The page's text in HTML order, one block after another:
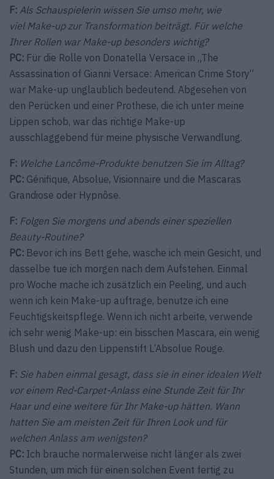
F: Als Schauspielerin wissen Sie umso mehr, wie
viel Make-up zur Transformation beiträgt. Für welche
Ihrer Rollen war Make-up besonders wichtig?
PC: Für die Rolle von Donatella Versace in „The
Assassination of Gianni Versace: American Crime Story“
war Make-up unglaublich bedeutend. Abgesehen von
den Perücken und einer Prothese, die ich unter meine
Lippen schob, war das richtige Make-up
ausschlaggebend für meine physische Verwandlung.
F: Welche Lancôme-Produkte benutzen Sie im Alltag?
PC: Génifique, Absolue, Visionnaire und die Mascaras
Grandiose oder Hypnôse.
F: Folgen Sie morgens und abends einer speziellen
Beauty-Routine?
PC: Bevor ich ins Bett gehe, wasche ich mein Gesicht, und
dasselbe tue ich morgen nach dem Aufstehen. Einmal
pro Woche mache ich zusätzlich ein Peeling, und auch
wenn ich kein Make-up auftrage, benutze ich eine
Feuchtigskeitspflege. Wenn ich nicht arbeite, verwende
ich sehr wenig Make-up: ein bisschen Mascara, ein wenig
Blush und dazu den Lippenstift L’Absolue Rouge.
F: Sie haben einmal gesagt, dass sie in einer idealen Welt
vor einem Red-Carpet-Anlass eine Stunde Zeit für Ihr
Haar und eine weitere für Ihr Make-up hätten. Wann
hatten Sie am meisten Zeit für Ihren Look und für
welchen Anlass am wenigsten?
PC: Ich brauche normalerweise nicht länger als zwei
Stunden, um mich für einen solchen Event fertig zu